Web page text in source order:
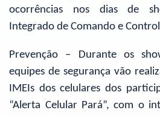
ocorrências nos dias de
Integrado de Comando e
Prevenção – Durante os
equipes de segurança vão
IMEIs dos celulares dos
“Alerta Celular Pará”, com o